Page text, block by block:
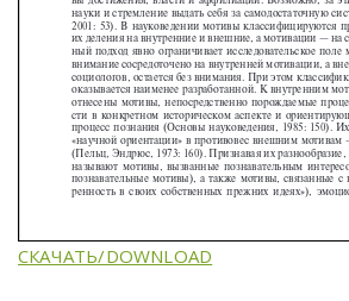
СКАЧАТЬ/DOWNLOAD